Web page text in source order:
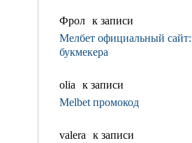
Фрол к записи
Мелбет официальный сайт:
букмекера
olia
к записи
Melbet промокод
valerа к записи